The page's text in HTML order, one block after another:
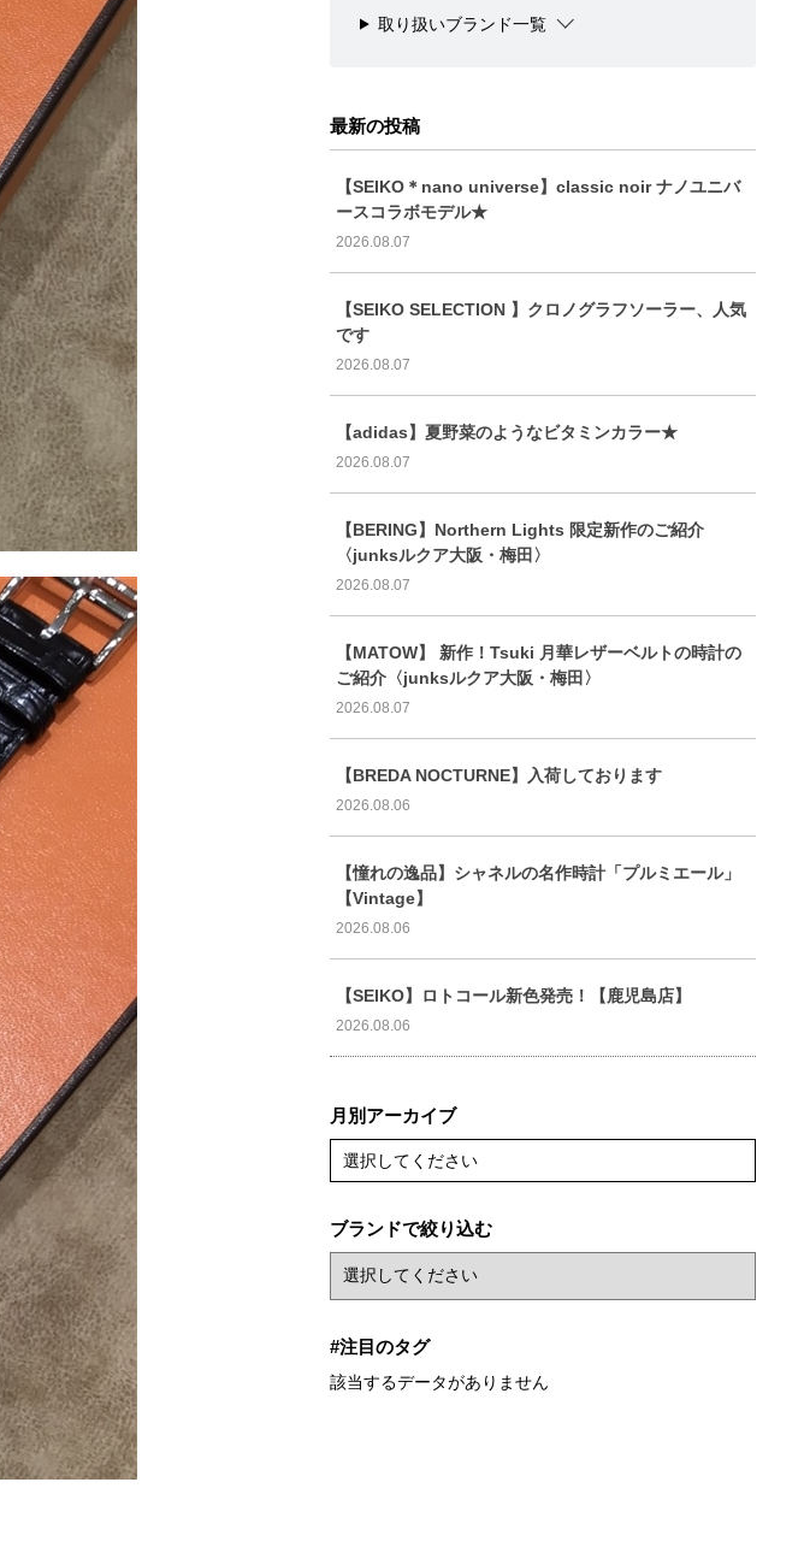
取り扱いブランド一覧
最新の投稿
【SEIKO＊nano universe】classic noir ナノユニバ
ースコラボモデル★
2026.08.07
【SEIKO SELECTION 】クロノグラフソーラー、人気
です
2026.08.07
【adidas】夏野菜のようなビタミンカラー★
2026.08.07
【BERING】Northern Lights 限定新作のご紹介
〈junksルクア大阪・梅田〉
2026.08.07
【MATOW】 新作！Tsuki 月華レザーベルトの時計の
ご紹介〈junksルクア大阪・梅田〉
2026.08.07
【BREDA NOCTURNE】入荷しております
2026.08.06
【憧れの逸品】シャネルの名作時計「プルミエール」
【Vintage】
2026.08.06
【SEIKO】ロトコール新色発売！【鹿児島店】
2026.08.06
月別アーカイブ
選択してください
ブランドで絞り込む
#注目のタグ
該当するデータがありません